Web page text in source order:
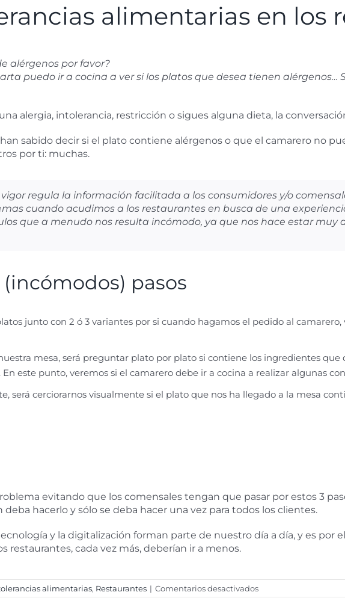
alimentarias en los
alérgenos por favor?
puedo ir a cocina a ver si los platos que desea tienen alérgenos…
alergia, intolerancia, restricción o sigues alguna dieta, la
sabido decir si el plato contiene alérgenos o que el camarero no
por ti: muchas.
vigor regula la información facilitada a los consumidores y/o
cuando acudimos a los restaurantes en busca de una
que a menudo nos resulta incómodo, ya que nos hace estar muy
pasos
junto con 2 ó 3 variantes por si cuando hagamos el pedido al
mesa, será preguntar plato por plato si contiene los ingredientes que
este punto, veremos si el camarero debe ir a cocina a realizar algunas
será cerciorarnos visualmente si el plato que nos ha llegado a la mesa
evitando que los comensales tengan que pasar por estos 3
hacerlo y sólo se deba hacer una vez para todos los clientes.
y la digitalización forman parte de nuestro día a día, y es por
cada vez más, deberían ir a menos.
alimentarias, Restaurantes | Comentarios desactivadosen
Las